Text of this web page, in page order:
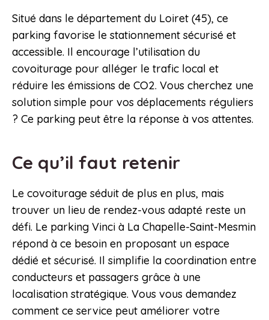
Situé dans le département du Loiret (45), ce
parking favorise le stationnement sécurisé et
accessible. Il encourage l’utilisation du
covoiturage pour alléger le trafic local et
réduire les émissions de CO2. Vous cherchez une
solution simple pour vos déplacements réguliers
? Ce parking peut être la réponse à vos attentes.
Ce qu’il faut retenir
Le covoiturage séduit de plus en plus, mais
trouver un lieu de rendez-vous adapté reste un
défi. Le parking Vinci à La Chapelle-Saint-Mesmin
répond à ce besoin en proposant un espace
dédié et sécurisé. Il simplifie la coordination entre
conducteurs et passagers grâce à une
localisation stratégique. Vous vous demandez
comment ce service peut améliorer votre